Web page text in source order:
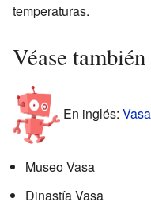
temperaturas.
Véase también
En inglés:
Museo Vasa
Dinastía Vasa